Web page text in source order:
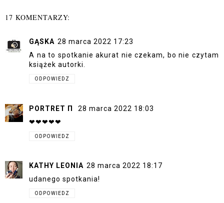
17 KOMENTARZY:
GĄSKA 28 marca 2022 17:23
A na to spotkanie akurat nie czekam, bo nie czytam
książek autorki.
ODPOWIEDZ
PORTRET Π
28 marca 2022 18:03
❤❤❤❤❤
ODPOWIEDZ
KATHY LEONIA 28 marca 2022 18:17
udanego spotkania!
ODPOWIEDZ